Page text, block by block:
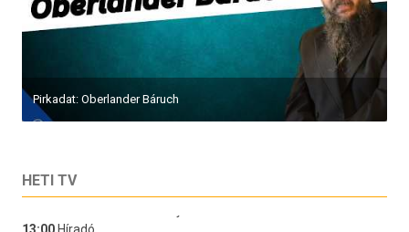
Pirkadat: Oberlander Báruch
HETI TV